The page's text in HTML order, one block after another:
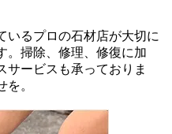
いるプロの石材店が大切に
。掃除、修理、修復に加
サービスも承っておりま
。